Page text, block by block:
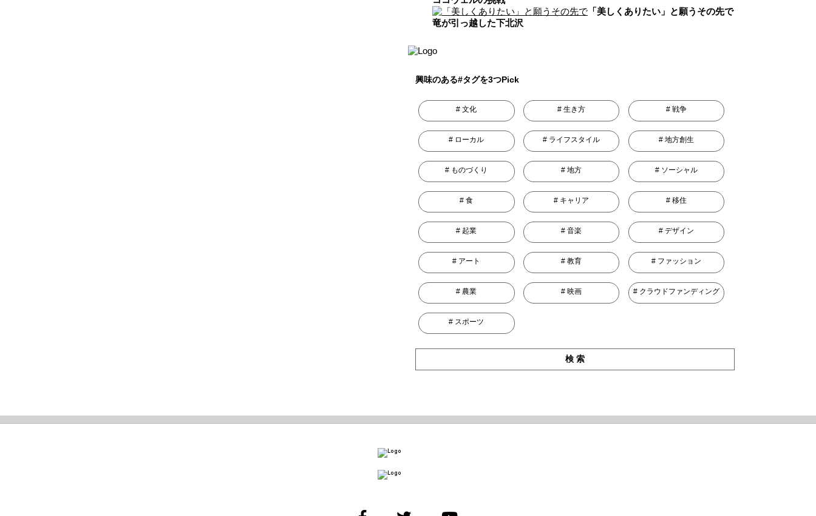
「美しくありたい」と願うその先で
竜が引っ越した下北沢
興味のある#タグを3つPick
文化 生き方 戦争
ローカル ライフスタイル 地方創生
ものづくり 地方 ソーシャル
食 キャリア 移住
起業 音楽 デザイン
アート 教育 ファッション
農業 映画 クラウドファンディング
スポーツ